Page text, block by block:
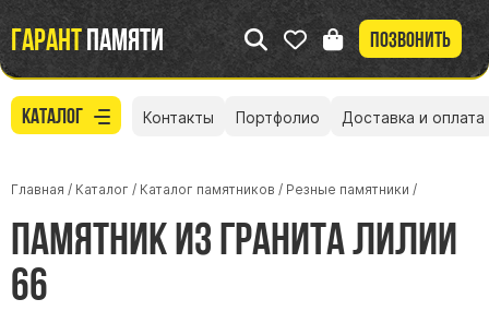
Гарантпамяти Позвонить
Каталог Контакты Портфолио Доставка и оплата
Главная / Каталог / Каталог памятников / Резные памятники /
Памятник из гранита Лилии
66